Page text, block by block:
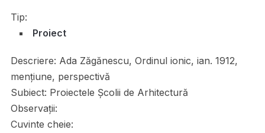
Tip:
Proiect
Descriere: Ada Zăgănescu, Ordinul ionic, ian. 1912,
mențiune, perspectivă
Subiect: Proiectele Școlii de Arhitectură
Observații:
Cuvinte cheie: